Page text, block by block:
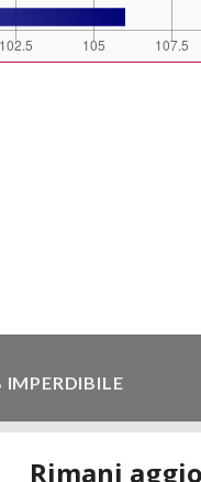
IMPERDIBILE
web! Un prezzo mai